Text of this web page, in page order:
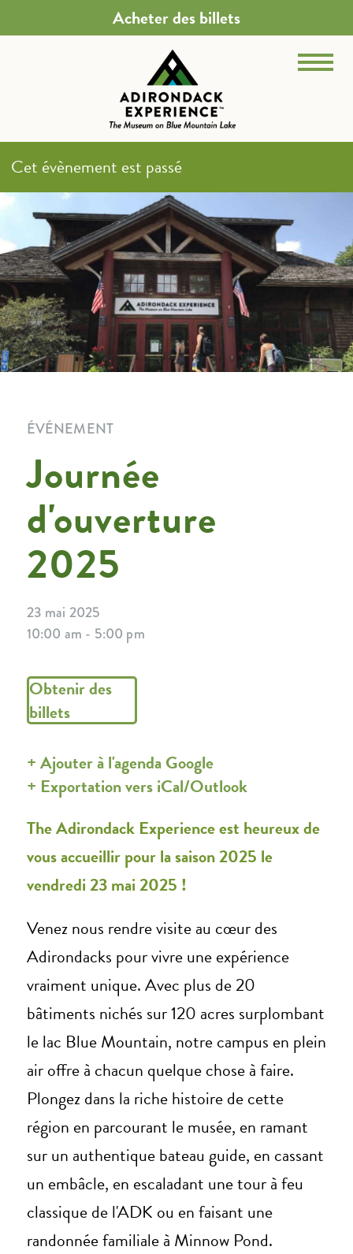
Acheter des billets
Cet évènement est passé
ÉVÉNEMENT
Journée
d'ouverture
2025
23 mai 2025
10:00 am - 5:00 pm
Obtenir des
billets
+ Ajouter à l'agenda Google
+ Exportation vers iCal/Outlook
The Adirondack Experience est heureux de
vous accueillir pour la saison 2025 le
vendredi 23 mai 2025 !
Venez nous rendre visite au cœur des
Adirondacks pour vivre une expérience
vraiment unique. Avec plus de 20
bâtiments nichés sur 120 acres surplombant
le lac Blue Mountain, notre campus en plein
air offre à chacun quelque chose à faire.
Plongez dans la riche histoire de cette
région en parcourant le musée, en ramant
sur un authentique bateau guide, en cassant
un embâcle, en escaladant une tour à feu
classique de l'ADK ou en faisant une
randonnée familiale à Minnow Pond.